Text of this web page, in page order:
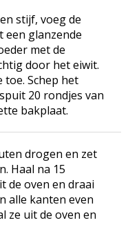
stijf, voeg de
glanzende
met de
door het eiwit.
toe. Schep het
20 rondjes van
bakplaat.
drogen en zet
Haal na 15
de oven en draai
alle kanten even
ze uit de oven en